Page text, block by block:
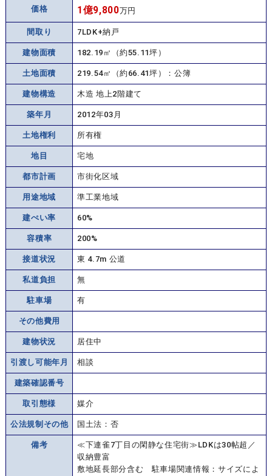
価格 1億9,800万円
間取り 7LDK+納戸
建物面積 182.19㎡（約55.11坪）
土地面積 219.54㎡（約66.41坪）：公簿
建物構造 木造 地上2階建て
築年月 2012年03月
土地権利 所有権
地目 宅地
都市計画 市街化区域
用途地域 準工業地域
建ぺい率 60%
容積率 200%
接道状況 東 4.7m 公道
私道負担 無
駐車場 有
その他費用
建物状況 居住中
引渡し可能年月 相談
建築確認番号
取引態様 媒介
公法規制その他 国土法：否
備考
≪下連雀7丁目の閑静な住宅街≫LDKは30帖超／
収納豊富
敷地延長部分含む 駐車場関連情報：サイズによ